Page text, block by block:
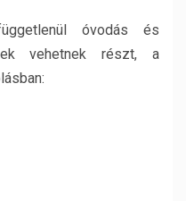
óvodás és
vehetnek részt, a